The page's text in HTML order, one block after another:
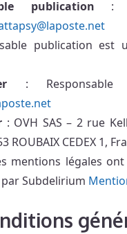
publication :
publication est
: Responsable
: OVH SAS – 2 rue
ROUBAIX CEDEX 1,
mentions légales
Subdelirium